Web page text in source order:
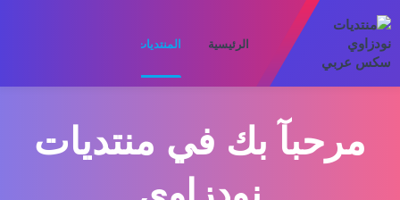
الرئيسية المنتديات
مرحبآ بك في منتديات